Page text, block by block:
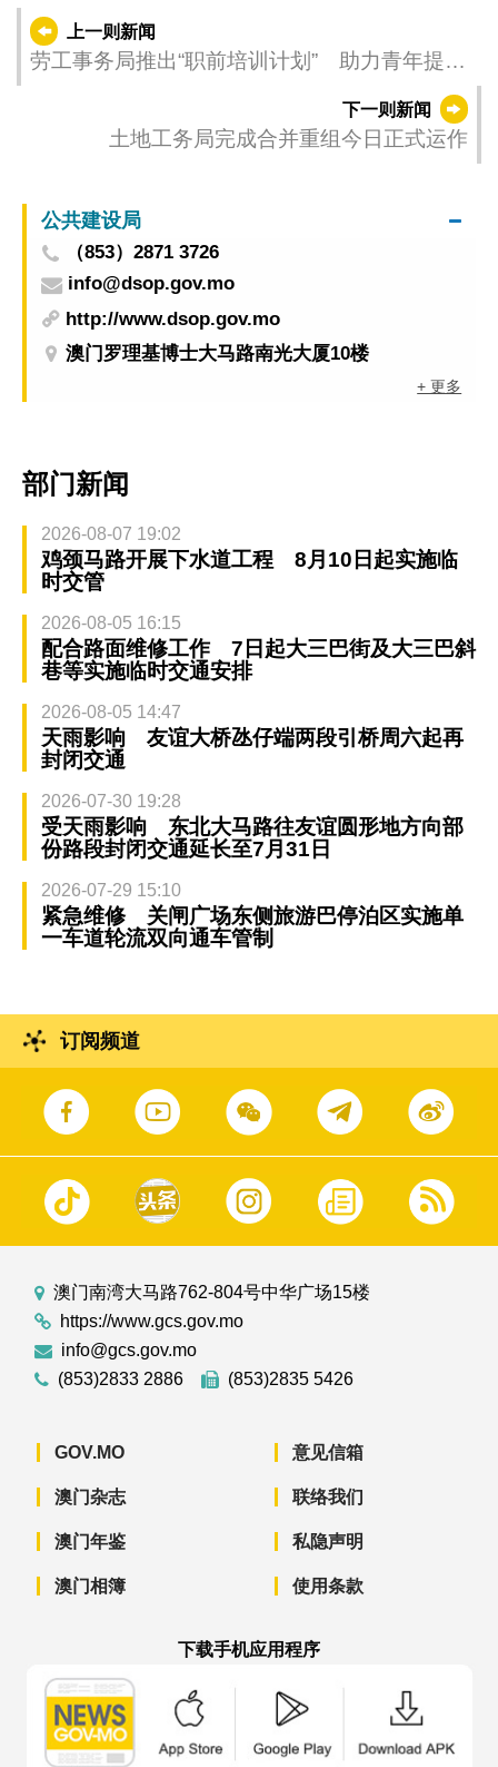
上一则新闻
劳工事务局推出“职前培训计划” 助力青年提升
下一则新闻
土地工务局完成合并重组今日正式运作
公共建设局
（853）2871 3726
info@dsop.gov.mo
http://www.dsop.gov.mo
澳门罗理基博士大马路南光大厦10楼
+ 更多
部门新闻
2026-08-07 19:02
鸡颈马路开展下水道工程 8月10日起实施临
时交管
2026-08-05 16:15
配合路面维修工作 7日起大三巴街及大三巴斜
巷等实施临时交通安排
2026-08-05 14:47
天雨影响 友谊大桥氹仔端两段引桥周六起再
封闭交通
2026-07-30 19:28
受天雨影响 东北大马路往友谊圆形地方向部
份路段封闭交通延长至7月31日
2026-07-29 15:10
紧急维修 关闸广场东侧旅游巴停泊区实施单
一车道轮流双向通车管制
订阅频道
澳门南湾大马路762-804号中华广场15楼
https://www.gcs.gov.mo
info@gcs.gov.mo
(853)2833 2886
(853)2835 5426
GOV.MO
澳门杂志
澳门年鉴
澳门相簿
意见信箱
联络我们
私隐声明
使用条款
下载手机应用程序